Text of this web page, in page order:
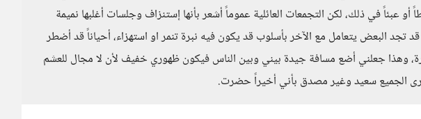
أو عبئاً في ذلك، لكن التجمعات العائلية عموماً أشعر بأنها إستنزاف وجلسات أغلبها نميمة
البعض يتعامل مع الآخر بأسلوب قد يكون فيه نبرة تنمر او استهزاء، أحياناً قد أضطر
وهذا جعلني أضع مسافة جيدة بيني وبين الناس فيكون ظهوري خفيف لأن لا مجال للعشم
أرى الجميع سعيد وغير مصدق بأني أخيراً حضرت.